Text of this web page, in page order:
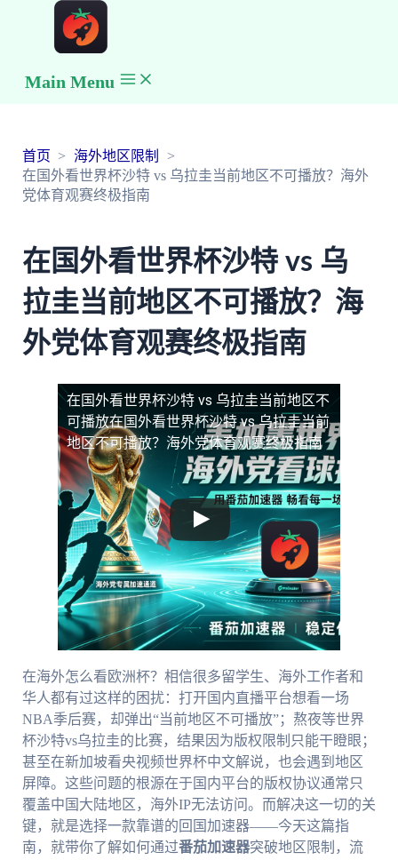
Main Menu
首页
海外地区限制
在国外看世界杯沙特 vs 乌拉圭当前地区不可播放？海外
党体育观赛终极指南
在国外看世界杯沙特 vs 乌
拉圭当前地区不可播放？海
外党体育观赛终极指南
在国外看世界杯沙特 vs 乌拉圭当前地区不
可播放在国外看世界杯沙特 vs 乌拉圭当前
地区不可播放？海外党体育观赛终极指南
在海外怎么看欧洲杯？相信很多留学生、海外工作者和
华人都有过这样的困扰：打开国内直播平台想看一场
NBA季后赛，却弹出“当前地区不可播放”；熬夜等世界
杯沙特vs乌拉圭的比赛，结果因为版权限制只能干瞪眼；
甚至在新加坡看央视频世界杯中文解说，也会遇到地区
屏障。这些问题的根源在于国内平台的版权协议通常只
覆盖中国大陆地区，海外IP无法访问。而解决这一切的关
键，就是选择一款靠谱的回国加速器——今天这篇指
南，就带你了解如何通过番茄加速器突破地区限制，流